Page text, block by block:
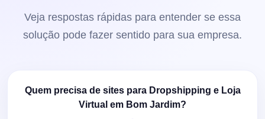
Veja respostas rápidas para entender se essa
solução pode fazer sentido para sua empresa.
Quem precisa de sites para Dropshipping e Loja
Virtual em Bom Jardim?